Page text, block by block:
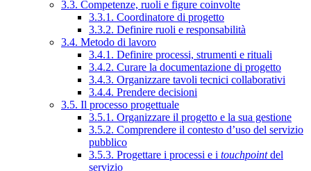
3.3. Competenze, ruoli e figure coinvolte
3.3.1. Coordinatore di progetto
3.3.2. Definire ruoli e responsabilità
3.4. Metodo di lavoro
3.4.1. Definire processi, strumenti e rituali
3.4.2. Curare la documentazione di progetto
3.4.3. Organizzare tavoli tecnici collaborativi
3.4.4. Prendere decisioni
3.5. Il processo progettuale
3.5.1. Organizzare il progetto e la sua gestione
3.5.2. Comprendere il contesto d’uso del servizio
pubblico
3.5.3. Progettare i processi e i touchpointdel
servizio